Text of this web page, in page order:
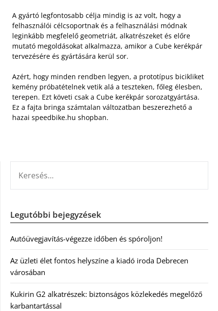
A gyártó legfontosabb célja mindig is az volt, hogy a
felhasználói célcsoportnak és a felhasználási módnak
leginkább megfelelő geometriát, alkatrészeket és előre
mutató megoldásokat alkalmazza, amikor a Cube kerékpár
tervezésére és gyártására kerül sor.
Azért, hogy minden rendben legyen, a prototípus bicikliket
kemény próbatételnek vetik alá a teszteken, főleg élesben,
terepen. Ezt követi csak a Cube kerékpár sorozatgyártása.
Ez a fajta bringa számtalan változatban beszerezhető a
hazai speedbike.hu shopban.
Legutóbbi bejegyzések
Autóüvegjavítás-végezze időben és spóroljon!
Az üzleti élet fontos helyszíne a kiadó iroda Debrecen
városában
Kukirin G2 alkatrészek: biztonságos közlekedés megelőző
karbantartással